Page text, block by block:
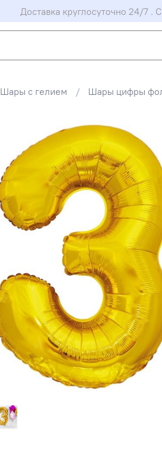
Доставка круглосуточно 24/7
Шары с гелием Шары цифры